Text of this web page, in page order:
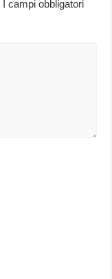
I campi obbligatori